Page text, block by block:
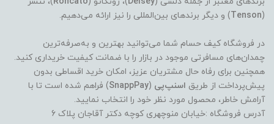
(
Tenson) و دیگر برندهای بین‌المللی را نیز ارائه می‌دهیم.
در فروشگاه کیف حسام شما می‌توانید بهترین و به‌صرفه‌ترین
چمدان‌های مسافرتی موجود در بازار را با ضمانت کیفیت خریداری کنید.
همچنین برای رفاه حال مشتریان عزیز، امکان خرید اقساطی بدون
پیش‌پرداخت از طریق اسنپ‌پی (
SnappPay) فراهم شده است تا با
آرامش خاطر، محصول مورد نظر خود را انتخاب نمایید.
آدرس فروشگاه :خیابان منوچهری کوچه دکتر آقاجان پلاک 6